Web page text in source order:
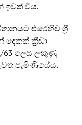
ඉවත් විය.
එරෙහිව ශ්‍රී
ක්‍රීඩා
63 ලෙස ලකුණු
පැමිණියේය.